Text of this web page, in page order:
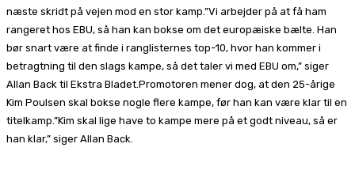
næste skridt på vejen mod en stor kamp.”Vi arbejder på at få ham
rangeret hos EBU, så han kan bokse om det europæiske bælte. Han
bør snart være at finde i ranglisternes top-10, hvor han kommer i
betragtning til den slags kampe, så det taler vi med EBU om,” siger
Allan Back til Ekstra Bladet.Promotoren mener dog, at den 25-årige
Kim Poulsen skal bokse nogle flere kampe, før han kan være klar til en
titelkamp.”Kim skal lige have to kampe mere på et godt niveau, så er
han klar,” siger Allan Back.